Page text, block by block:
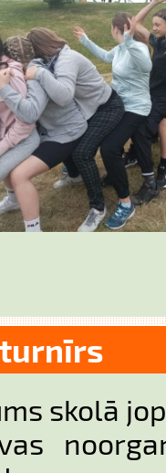
turnīrs
skolā